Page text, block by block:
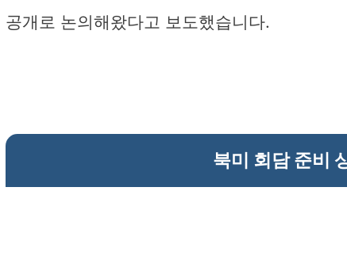
공개로 논의해왔다고 보도했습니다.
북미 회담 준비